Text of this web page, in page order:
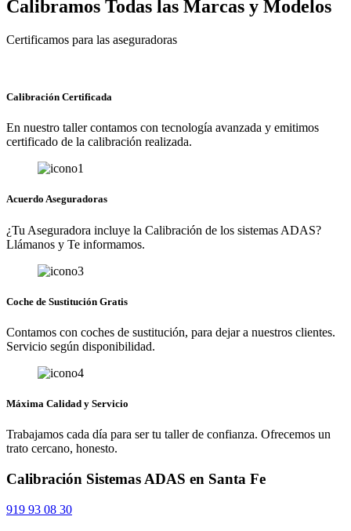
Calibramos Todas las Marcas y Modelos
Certificamos para las aseguradoras
Calibración Certificada
En nuestro taller contamos con tecnología avanzada y emitimos
certificado de la calibración realizada.
Acuerdo Aseguradoras
¿Tu Aseguradora incluye la Calibración de los sistemas ADAS?
Llámanos y Te informamos.
Coche de Sustitución Gratis
Contamos con coches de sustitución, para dejar a nuestros clientes.
Servicio según disponibilidad.
Máxima Calidad y Servicio
Trabajamos cada día para ser tu taller de confianza. Ofrecemos un
trato cercano, honesto.
Calibración Sistemas ADAS en Santa Fe
919 93 08 30